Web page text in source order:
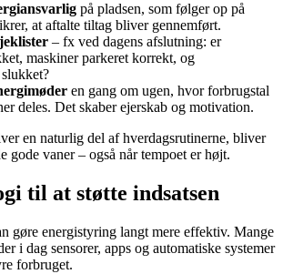
på pladsen, som følger op på
at aftalte tiltag bliver gennemført.
– fx ved dagens afslutning: er
maskiner parkeret korrekt, og
en gang om ugen, hvor forbrugstal
deles. Det skaber ejerskab og motivation.
en naturlig del af hverdagsrutinerne, bliver
gode vaner – også når tempoet er højt.
til at støtte indsatsen
gøre energistyring langt mere effektiv. Mange
i dag sensorer, apps og automatiske systemer
forbruget.